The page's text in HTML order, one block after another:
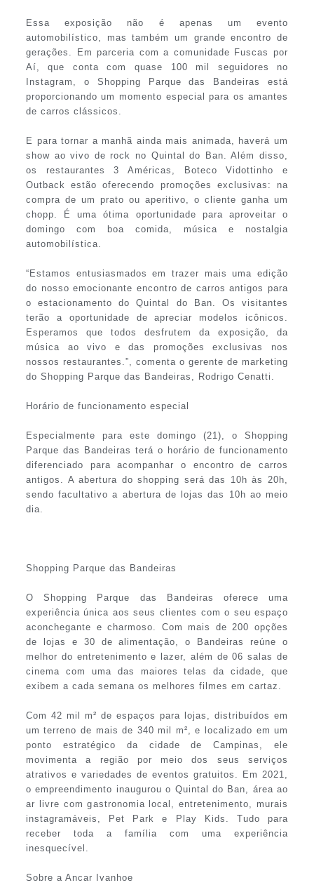
Essa exposição não é apenas um evento
automobilístico, mas também um grande encontro de
gerações. Em parceria com a comunidade Fuscas por
Aí, que conta com quase 100 mil seguidores no
Instagram, o Shopping Parque das Bandeiras está
proporcionando um momento especial para os amantes
de carros clássicos.
E para tornar a manhã ainda mais animada, haverá um
show ao vivo de rock no Quintal do Ban. Além disso,
os restaurantes 3 Américas, Boteco Vidottinho e
Outback estão oferecendo promoções exclusivas: na
compra de um prato ou aperitivo, o cliente ganha um
chopp. É uma ótima oportunidade para aproveitar o
domingo com boa comida, música e nostalgia
automobilística.
“Estamos entusiasmados em trazer mais uma edição
do nosso emocionante encontro de carros antigos para
o estacionamento do Quintal do Ban. Os visitantes
terão a oportunidade de apreciar modelos icônicos.
Esperamos que todos desfrutem da exposição, da
música ao vivo e das promoções exclusivas nos
nossos restaurantes.”, comenta o gerente de marketing
do Shopping Parque das Bandeiras, Rodrigo Cenatti.
Horário de funcionamento especial
Especialmente para este domingo (21), o Shopping
Parque das Bandeiras terá o horário de funcionamento
diferenciado para acompanhar o encontro de carros
antigos. A abertura do shopping será das 10h às 20h,
sendo facultativo a abertura de lojas das 10h ao meio
dia.
Shopping Parque das Bandeiras
O Shopping Parque das Bandeiras oferece uma
experiência única aos seus clientes com o seu espaço
aconchegante e charmoso. Com mais de 200 opções
de lojas e 30 de alimentação, o Bandeiras reúne o
melhor do entretenimento e lazer, além de 06 salas de
cinema com uma das maiores telas da cidade, que
exibem a cada semana os melhores filmes em cartaz.
Com 42 mil m² de espaços para lojas, distribuídos em
um terreno de mais de 340 mil m², e localizado em um
ponto estratégico da cidade de Campinas, ele
movimenta a região por meio dos seus serviços
atrativos e variedades de eventos gratuitos. Em 2021,
o empreendimento inaugurou o Quintal do Ban, área ao
ar livre com gastronomia local, entretenimento, murais
instagramáveis, Pet Park e Play Kids. Tudo para
receber toda a família com uma experiência
inesquecível.
Sobre a Ancar Ivanhoe